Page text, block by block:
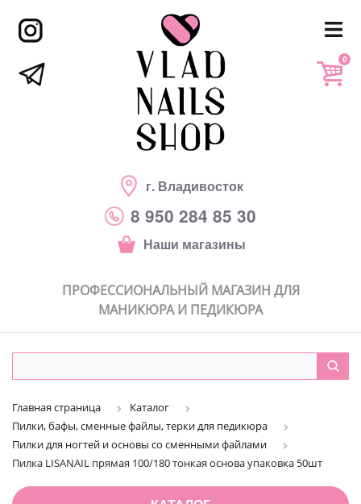
г. Владивосток
8 950 284 85 30
Наши магазины
0
ПРОФЕССИОНАЛЬНЫЙ МАГАЗИН ДЛЯ
МАНИКЮРА И ПЕДИКЮРА
Главная страница
Каталог
Пилки, бафы, сменные файлы, терки для педикюра
Пилки для ногтей и основы со сменными файлами
Пилка LISANAIL прямая 100/180 тонкая основа упаковка 50шт